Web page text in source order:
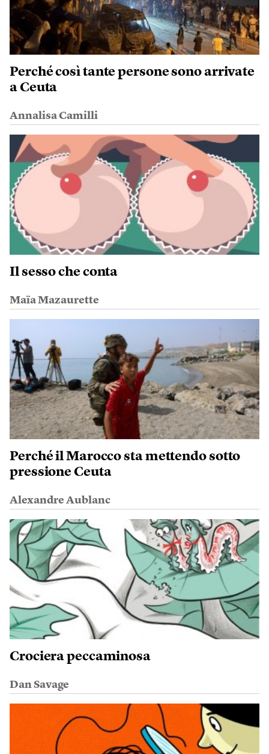
Perché così tante persone sono arrivate
a Ceuta
Annalisa Camilli
Il sesso che conta
Maïa Mazaurette
Perché il Marocco sta mettendo sotto
pressione Ceuta
Alexandre Aublanc
Crociera peccaminosa
Dan Savage